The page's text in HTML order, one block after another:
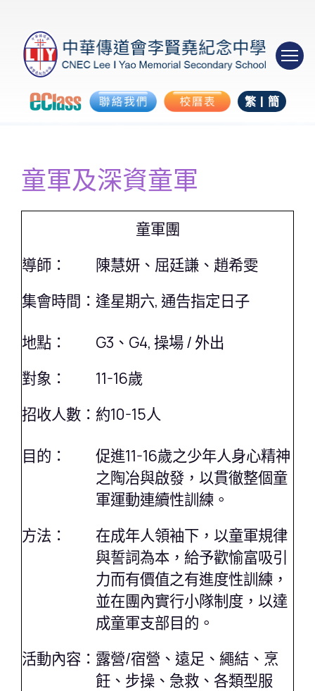
繁 |簡
童軍及深資童軍
童軍團
導師：
陳慧妍、屈廷謙、趙希雯
集會時間： 逢星期六, 通告指定日子
地點：
G3、G4, 操場 / 外出
對象：
11-16歲
招收人數： 約10-15人
目的：
促進11-16歲之少年人身心精神
之陶冶與啟發，以貫徹整個童
軍運動連續性訓練。
方法：
在成年人領袖下，以童軍規律
與誓詞為本，給予歡愉富吸引
力而有價值之有進度性訓練，
並在團內實行小隊制度，以達
成童軍支部目的。
活動內容： 露營/宿營、遠足、繩結、烹
飪、步操、急救、各類型服